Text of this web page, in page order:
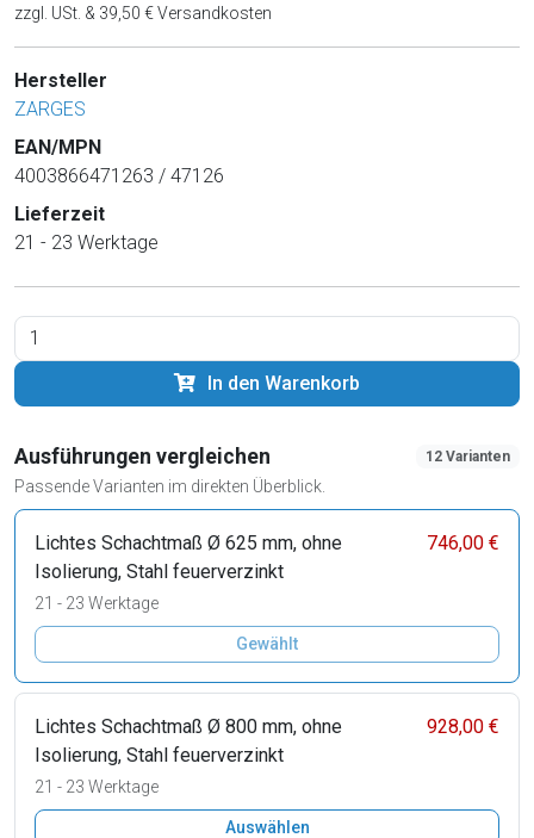
zzgl. USt. & 39,50 € Versandkosten
Hersteller
ZARGES
EAN/MPN
4003866471263 / 47126
Lieferzeit
21 - 23 Werktage
In den Warenkorb
Ausführungen vergleichen
Passende Varianten im direkten Überblick.
12 Varianten
Lichtes Schachtmaß Ø 625 mm, ohne
Isolierung, Stahl feuerverzinkt
746,00 €
21 - 23 Werktage
Gewählt
Lichtes Schachtmaß Ø 800 mm, ohne
Isolierung, Stahl feuerverzinkt
928,00 €
21 - 23 Werktage
Auswählen